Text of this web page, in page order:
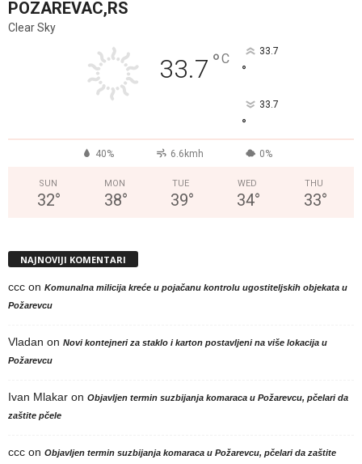
POZAREVAC,RS
Clear Sky
33.7 °C 33.7
°
33.7
°
40% 6.6kmh 0%
SUN
32°
MON
38°
TUE
39°
WED
34°
THU
33°
NAJNOVIJI KOMENTARI
ccc on Komunalna milicija kreće u pojačanu kontrolu ugostiteljskih objekata u
Požarevcu
Vladan on Novi kontejneri za staklo i karton postavljeni na više lokacija u
Požarevcu
Ivan Mlakar on Objavljen termin suzbijanja komaraca u Požarevcu, pčelari da
zaštite pčele
ccc on Objavljen termin suzbijanja komaraca u Požarevcu, pčelari da zaštite